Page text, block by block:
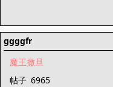
ggggfr
魔王撒旦
帖子 6965